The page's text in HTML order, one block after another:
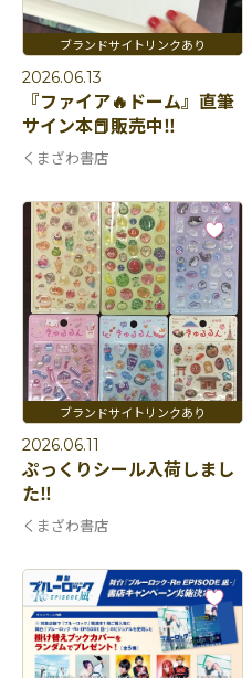
2026.06.13
『ファイア🔥ドーム』直筆
サイン本📕販売中‼️
くまざわ書店
2026.06.11
ぷっくりシール入荷しまし
た‼️
くまざわ書店